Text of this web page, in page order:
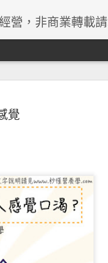
覺
營，非商業轉載